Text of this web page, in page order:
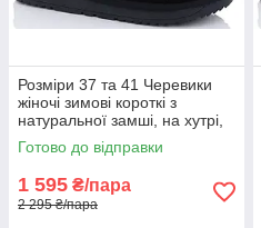
Розміри 37 та 41 Черевики
жіночі зимові короткі з
натуральної замші, на хутрі,
чорні Viscala 5854
Готово до відправки
1 595 ₴/пара
2 295 ₴/пара